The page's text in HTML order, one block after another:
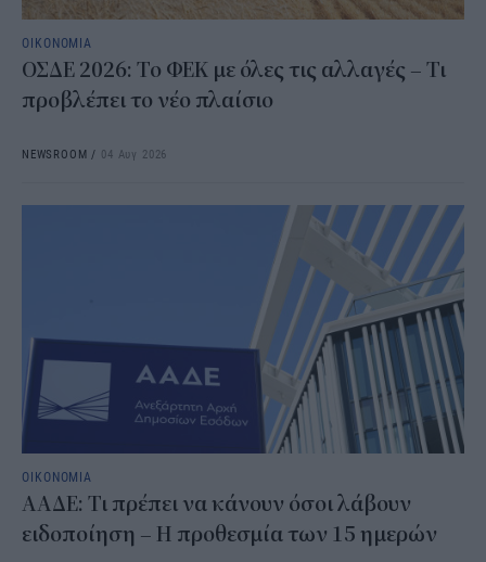
ΟΙΚΟΝΟΜΙΑ
ΟΣΔΕ 2026: Το ΦΕΚ με όλες τις αλλαγές – Τι
προβλέπει το νέο πλαίσιο
NEWSROOM / 04 Αυγ 2026
ΟΙΚΟΝΟΜΙΑ
ΑΑΔΕ: Τι πρέπει να κάνουν όσοι λάβουν
ειδοποίηση – Η προθεσμία των 15 ημερών